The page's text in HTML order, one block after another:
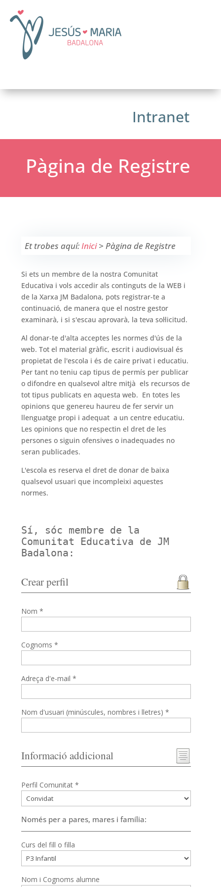
Intranet
Pàgina de Registre
Et trobes aquí:Inici> Pàgina de Registre
Si ets un membre de la nostra Comunitat
Educativa i vols accedir als continguts de la WEB i
de la Xarxa JM Badalona, pots registrar-te a
continuació, de manera que el nostre gestor
examinarà, i si s'escau aprovarà, la teva sol·licitud.
Al donar-te d'alta acceptes les normes d'ús de la
web. Tot el material gràfic, escrit i audiovisual és
propietat de l'escola i és de caire privat i educatiu.
Per tant no teniu cap tipus de permís per publicar
o difondre en qualsevol altre mitjà els recursos de
tot tipus publicats en aquesta web. En totes les
opinions que genereu haureu de fer servir un
llenguatge propi i adequat a un centre educatiu.
Les opinions que no respectin el dret de les
persones o siguin ofensives o inadequades no
seran publicades.
L'escola es reserva el dret de donar de baixa
qualsevol usuari que incompleixi aquestes
normes.
Sí, sóc membre de la
Comunitat Educativa de JM
Badalona:
Crear perfil
Nom *
Cognoms *
Adreça d'e-mail *
Nom d'usuari (minúscules, nombres i lletres) *
Informació addicional
Perfil Comunitat *
Només per a pares, mares i família:
Curs del fill o filla
Nom i Cognoms alumne